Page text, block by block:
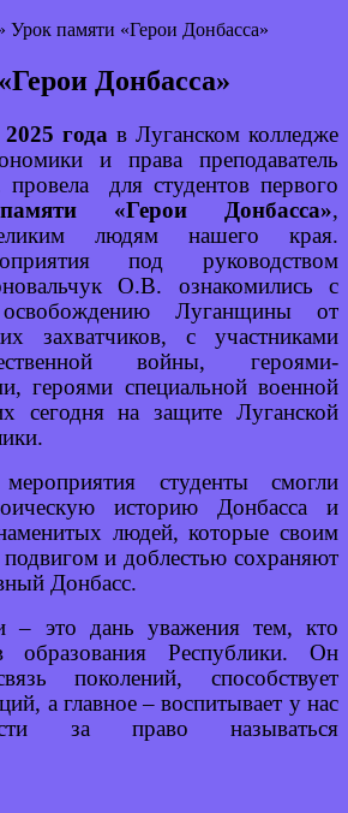
Урок памяти «Герои Донбасса»
Донбасса»
года в Луганском колледже
и права преподаватель
для студентов первого
«Герои Донбасса»,
людям нашего края.
под руководством
О.В. ознакомились с
Луганщины от
захватчиков, с участниками
войны, героями-
героями специальной военной
сегодня на защите Луганской
студенты смогли
историю Донбасса и
людей, которые своим
и доблестью сохраняют
Донбасс.
– это дань уважения тем, кто
образования Республики. Он
поколений, способствует
а главное – воспитывает у нас
за право называться